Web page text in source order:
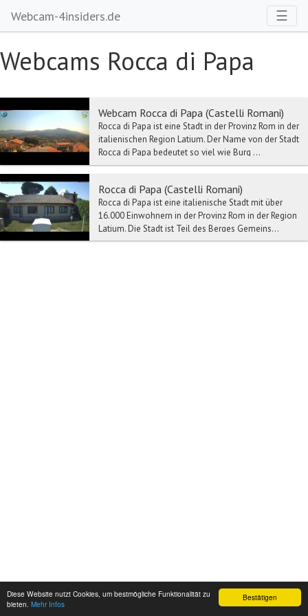
Bestätigen
Diese Website nutzt Cookies, um bestmögliche Funktionalität zu
bieten. Mehr Infos
Webcam-4insiders.de ☰
Webcams Rocca di Papa
Webcam Rocca di Papa (Castelli Romani)
Rocca di Papa ist eine Stadt in der Provinz Rom in der
italienischen Region Latium. Der Name von der Stadt
Rocca di Papa bedeutet so viel wie Burg ...
Rocca di Papa (Castelli Romani)
Rocca di Papa ist eine italienische Stadt mit über
16.000 Einwohnern in der Provinz Rom in der Region
Latium. Die Stadt ist Teil des Berges Gemeins...